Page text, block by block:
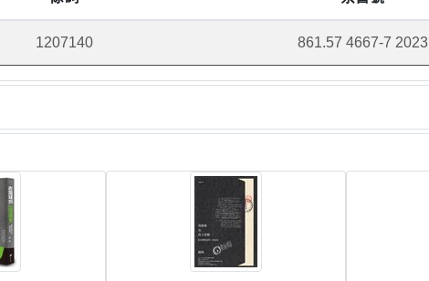
1207140 861.57 4667-7 2023